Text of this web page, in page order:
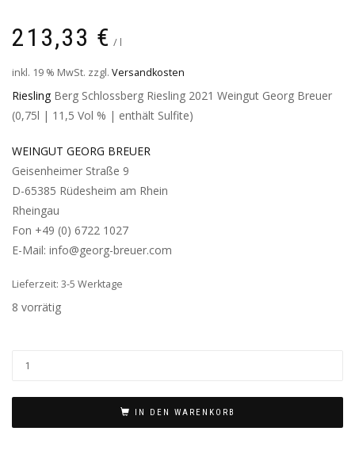
213,33 € / l
inkl. 19 % MwSt. zzgl. Versandkosten
Riesling Berg Schlossberg Riesling 2021 Weingut Georg Breuer
(0,75l | 11,5 Vol % | enthält Sulfite)
WEINGUT GEORG BREUER
Geisenheimer Straße 9
D-65385 Rüdesheim am Rhein
Rheingau
Fon +49 (0) 6722 1027
E-Mail: info@georg-breuer.com
Lieferzeit: 3-5 Werktage
8 vorrätig
IN DEN WARENKORB